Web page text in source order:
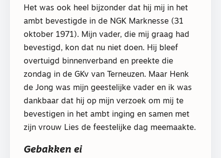
Het was ook heel bijzonder dat hij mij in het
ambt bevestigde in de NGK Marknesse (31
oktober 1971). Mijn vader, die mij graag had
bevestigd, kon dat nu niet doen. Hij bleef
overtuigd binnenverband en preekte die
zondag in de GKv van Terneuzen. Maar Henk
de Jong was mijn geestelijke vader en ik was
dankbaar dat hij op mijn verzoek om mij te
bevestigen in het ambt inging en samen met
zijn vrouw Lies de feestelijke dag meemaakte.
Gebakken ei